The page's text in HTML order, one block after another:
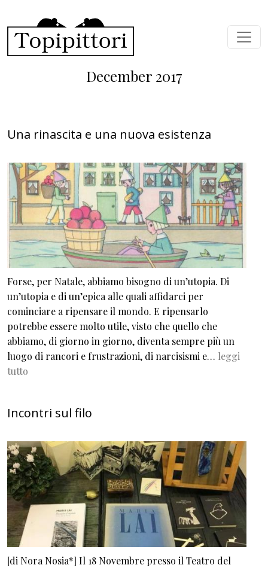
December 2017
Una rinascita e una nuova esistenza
Forse, per Natale, abbiamo bisogno di un’utopia. Di
un’utopia e di un’epica alle quali affidarci per
cominciare a ripensare il mondo. E ripensarlo
potrebbe essere molto utile, visto che quello che
abbiamo, di giorno in giorno, diventa sempre più un
luogo di rancori e frustrazioni, di narcisismi e… leggi
tutto
Incontri sul filo
[di Nora Nosia*] Il 18 Novembre presso il Teatro del